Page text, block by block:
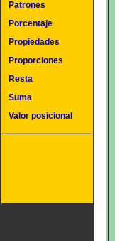
Patrones
Porcentaje
Propiedades
Proporciones
Resta
Suma
Valor posicional